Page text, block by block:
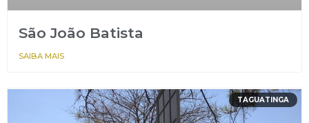
São João Batista
SAIBA MAIS
TAGUATINGA